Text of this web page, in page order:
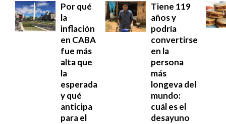
Por qué
la
inflación
en CABA
fue más
alta que
la
esperada
y qué
anticipa
para el
Tiene 119
años y
podría
convertirse
en la
persona
más
longeva del
mundo:
cuál es el
desayuno